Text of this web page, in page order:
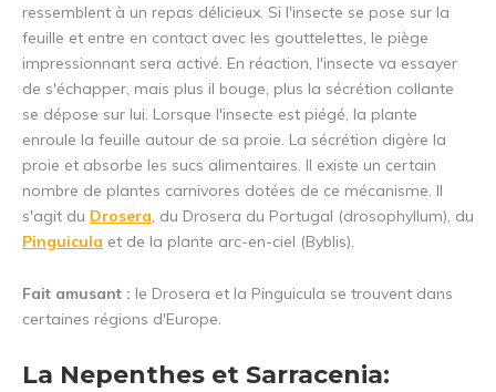
ressemblent à un repas délicieux. Si l'insecte se pose sur la
feuille et entre en contact avec les gouttelettes, le piège
impressionnant sera activé. En réaction, l'insecte va essayer
de s'échapper, mais plus il bouge, plus la sécrétion collante
se dépose sur lui. Lorsque l'insecte est piégé, la plante
enroule la feuille autour de sa proie. La sécrétion digère la
proie et absorbe les sucs alimentaires. Il existe un certain
nombre de plantes carnivores dotées de ce mécanisme. Il
s'agit du Drosera, du Drosera du Portugal (drosophyllum), du
Pinguicula et de la plante arc-en-ciel (Byblis).
Fait amusant : le Drosera et la Pinguicula se trouvent dans
certaines régions d'Europe.
La Nepenthes et Sarracenia: